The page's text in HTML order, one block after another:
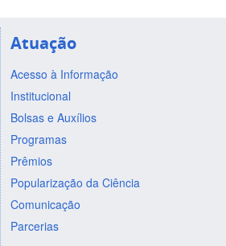
Atuação
Acesso à Informação
Institucional
Bolsas e Auxílios
Programas
Prêmios
Popularização da Ciência
Comunicação
Parcerias